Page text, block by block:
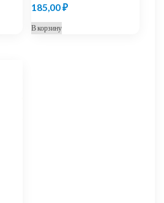
185,00₽
В корзину